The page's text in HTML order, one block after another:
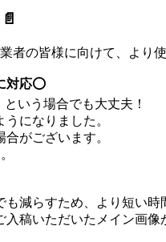
者の皆様に向けて、より
対応⭕
いう場合でも大丈夫！
になりました。
がございます。
減らすため、より短い
稿いただいたメイン画像